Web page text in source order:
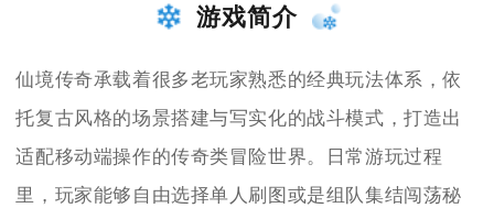
游戏简介
仙境传奇承载着很多老玩家熟悉的经典玩法体系，依
托复古风格的场景搭建与写实化的战斗模式，打造出
适配移动端操作的传奇类冒险世界。日常游玩过程
里，玩家能够自由选择单人刷图或是组队集结闯荡秘